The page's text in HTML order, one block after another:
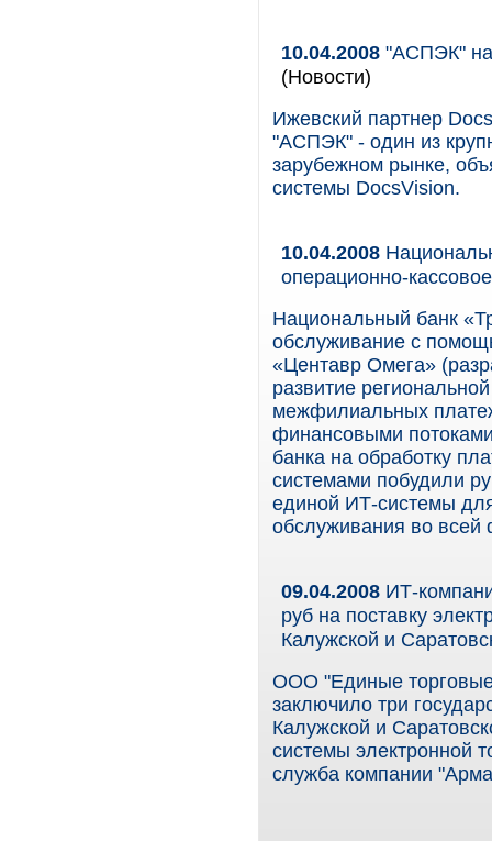
10.04.2008 "АСПЭК"
(Новости)
Ижевский партнер
"АСПЭК" - один из
зарубежном рынке,
системы DocsVision.
10.04.2008
операционно-
Национальный банк
обслуживание с
«Центавр Омега»
развитие
межфилиальных
финансовыми
банка на обработку
системами побудили
единой ИТ-системы
обслуживания во всей
09.04.2008 ИТ-
руб на поставку
Калужской и
ООО "Единые
заключило три
Калужской и
системы электронной
служба компании